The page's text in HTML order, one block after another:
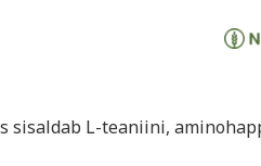
sisaldab L-teaniini,